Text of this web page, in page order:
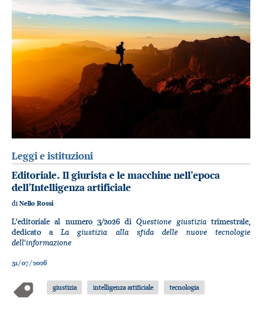
Leggi e istituzioni
Editoriale. Il giurista e le macchine nell’epoca
dell’Intelligenza artificiale
diNello Rossi
L'editoriale al numero 3/2026 diQuestione giustiziatrimestrale,
dedicato aLa giustizia alla sfida delle nuove tecnologie
dell'informazione
31/07/2026
giustizia intelligenza artificiale tecnologia